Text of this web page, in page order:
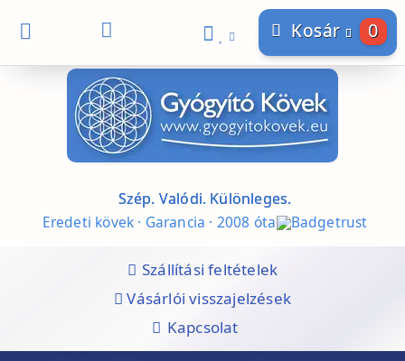
Kosár 0
Szép. Valódi. Különleges.
Eredeti kövek · Garancia · 2008 óta
Szállítási feltételek
Vásárlói visszajelzések
Kapcsolat